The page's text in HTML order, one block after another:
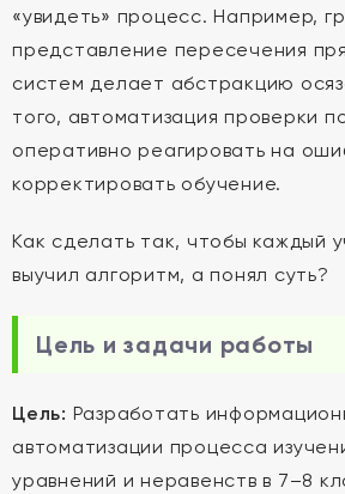
«увидеть» процесс. Например,
представление пересечения
систем делает абстракцию
того, автоматизация проверки
оперативно реагировать на
корректировать обучение.
Как сделать так, чтобы каждый
выучил алгоритм, а понял суть?
Цель и задачи работы
Цель: Разработать
автоматизации процесса
уравнений и неравенств в 7–8